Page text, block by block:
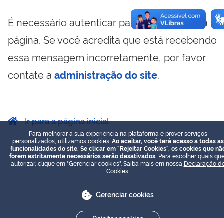
É necessário autenticar para visualizar essa
página. Se você acredita que está recebendo
essa mensagem incorretamente, por favor
contate a administração do site.
Ir para a página inicial
Para melhorar a sua experiência na plataforma e prover serviços
personalizados, utilizamos cookies. Ao aceitar, você terá acesso a todas as
funcionalidades do site. Se clicar em "Rejeitar Cookies", os cookies que
forem estritamente necessários serão desativados. Para escolher quais
autorizar, clique em "Gerenciar cookies". Saiba mais em nossa Declaração
Cookies
Gerenciar cookies